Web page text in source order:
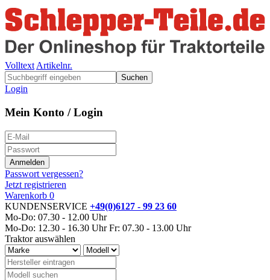
Volltext Artikelnr.
Suchen
Login
Mein Konto / Login
Passwort vergessen?
Jetzt registrieren
Warenkorb 0
KUNDENSERVICE +49(0)6127 - 99 23 60
Mo-Do: 07.30 - 12.00 Uhr
Mo-Do: 12.30 - 16.30 Uhr Fr: 07.30 - 13.00 Uhr
Traktor auswählen